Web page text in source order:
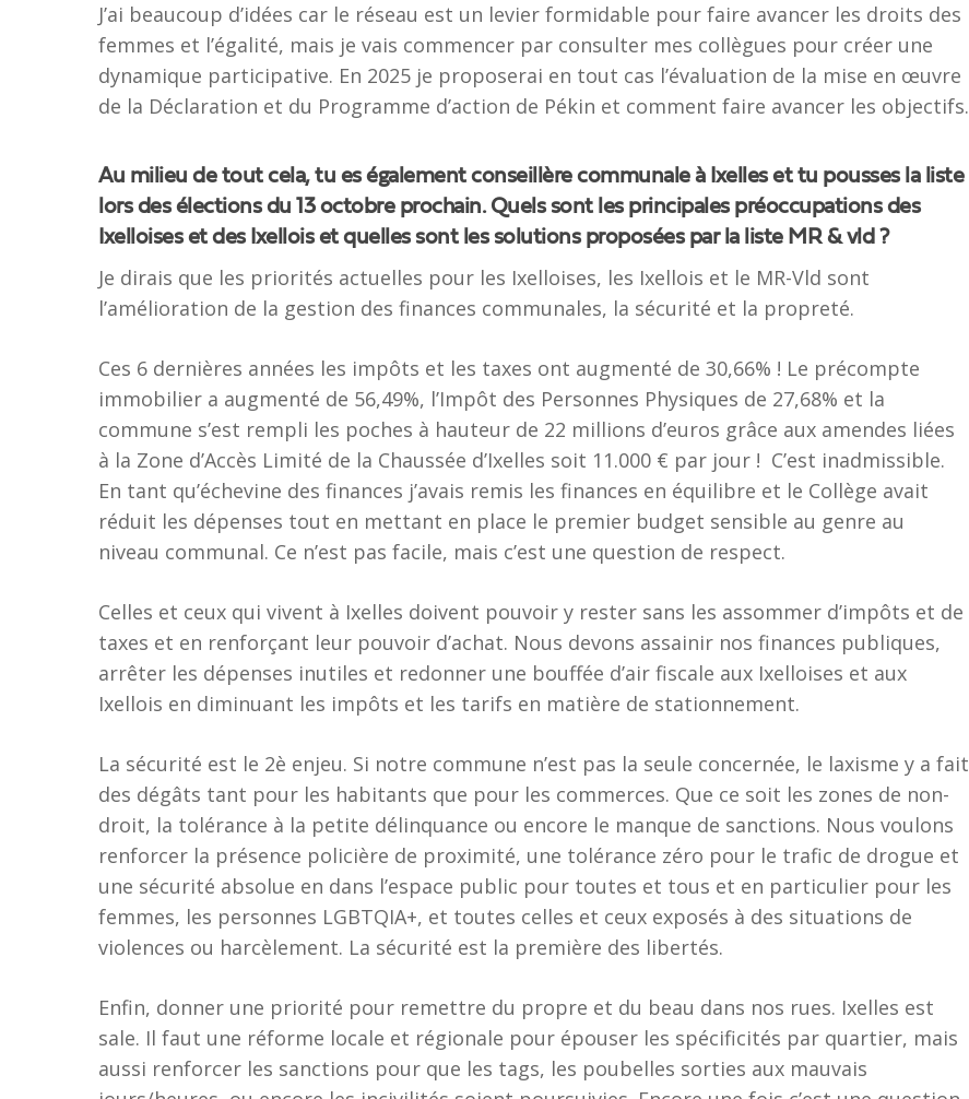
J’ai beaucoup d’idées car le réseau est un levier formidable pour faire avancer les droits des
femmes et l’égalité, mais je vais commencer par consulter mes collègues pour créer une
dynamique participative. En 2025 je proposerai en tout cas l’évaluation de la mise en œuvre
de la Déclaration et du Programme d’action de Pékin et comment faire avancer les objectifs.
Au milieu de tout cela, tu es également conseillère communale à Ixelles et tu pousses la liste
lors des élections du 13 octobre prochain. Quels sont les principales préoccupations des
Ixelloises et des Ixellois et quelles sont les solutions proposées par la liste MR & vld ?
Je dirais que les priorités actuelles pour les Ixelloises, les Ixellois et le MR-Vld sont
l’amélioration de la gestion des finances communales, la sécurité et la propreté.
Ces 6 dernières années les impôts et les taxes ont augmenté de 30,66% ! Le précompte
immobilier a augmenté de 56,49%, l’Impôt des Personnes Physiques de 27,68% et la
commune s’est rempli les poches à hauteur de 22 millions d’euros grâce aux amendes liées
à la Zone d’Accès Limité de la Chaussée d’Ixelles soit 11.000 € par jour ! C’est inadmissible.
En tant qu’échevine des finances j’avais remis les finances en équilibre et le Collège avait
réduit les dépenses tout en mettant en place le premier budget sensible au genre au
niveau communal. Ce n’est pas facile, mais c’est une question de respect.
Celles et ceux qui vivent à Ixelles doivent pouvoir y rester sans les assommer d’impôts et de
taxes et en renforçant leur pouvoir d’achat. Nous devons assainir nos finances publiques,
arrêter les dépenses inutiles et redonner une bouffée d’air fiscale aux Ixelloises et aux
Ixellois en diminuant les impôts et les tarifs en matière de stationnement.
La sécurité est le 2è enjeu. Si notre commune n’est pas la seule concernée, le laxisme y a fait
des dégâts tant pour les habitants que pour les commerces. Que ce soit les zones de non-
droit, la tolérance à la petite délinquance ou encore le manque de sanctions. Nous voulons
renforcer la présence policière de proximité, une tolérance zéro pour le trafic de drogue et
une sécurité absolue en dans l’espace public pour toutes et tous et en particulier pour les
femmes, les personnes LGBTQIA+, et toutes celles et ceux exposés à des situations de
violences ou harcèlement. La sécurité est la première des libertés.
Enfin, donner une priorité pour remettre du propre et du beau dans nos rues. Ixelles est
sale. Il faut une réforme locale et régionale pour épouser les spécificités par quartier, mais
aussi renforcer les sanctions pour que les tags, les poubelles sorties aux mauvais